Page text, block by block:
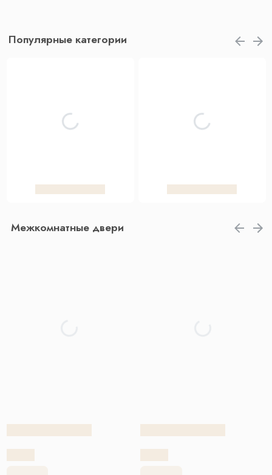
Популярные категории
Межкомнатные двери